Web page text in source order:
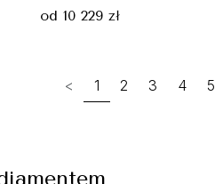
od 10 229 zł
< 1 2 3 4 5